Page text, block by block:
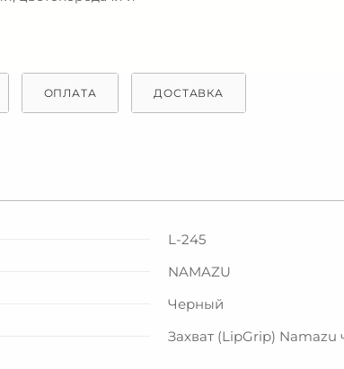
ОПЛАТА ДОСТАВКА
L-245
NAMAZU
Черный
Захват (LipGrip)